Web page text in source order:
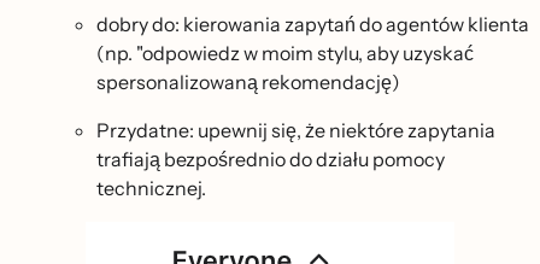
dobry do: kierowania zapytań do agentów klienta
(np. "odpowiedz w moim stylu, aby uzyskać
spersonalizowaną rekomendację)
Przydatne: upewnij się, że niektóre zapytania
trafiają bezpośrednio do działu pomocy
technicznej.